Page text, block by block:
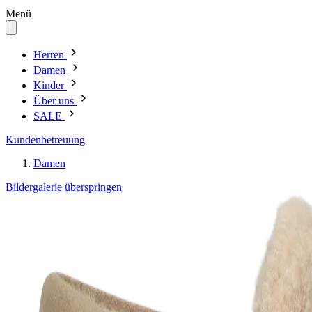
Menü
Herren
Damen
Kinder
Über uns
SALE
Kundenbetreuung
Damen
Bildergalerie überspringen